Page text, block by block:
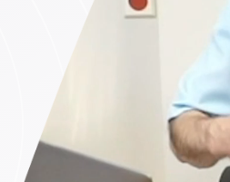
Günekoloogiline kirurgia